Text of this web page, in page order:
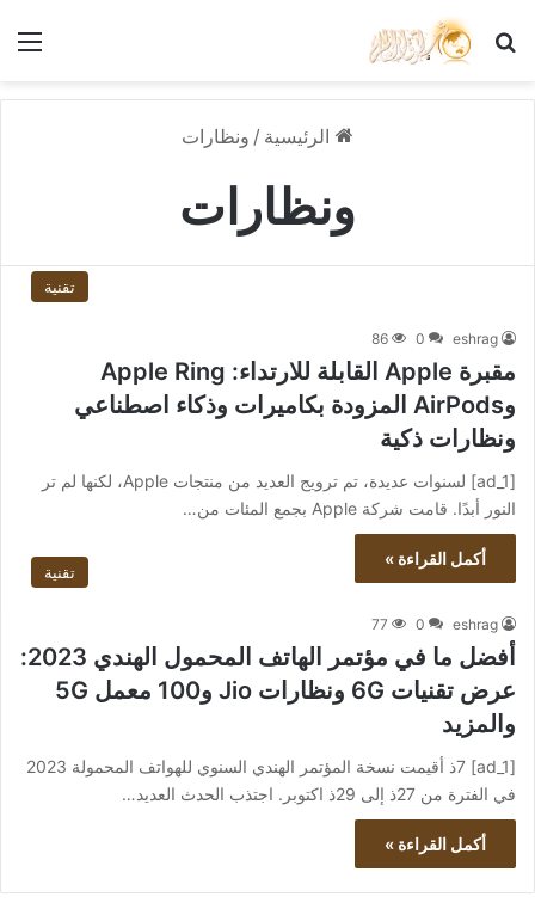
بحث عن
الرئيسية / ونظارات
ونظارات
تقنية
eshrag
0
86
مقبرة Apple القابلة للارتداء: Apple Ring
وAirPods المزودة بكاميرات وذكاء اصطناعي
ونظارات ذكية
[ad_1] لسنوات عديدة، تم ترويج العديد من منتجات Apple، لكنها لم تر
النور أبدًا. قامت شركة Apple بجمع المئات من…
أكمل القراءة »
تقنية
eshrag
0
77
أفضل ما في مؤتمر الهاتف المحمول الهندي 2023:
عرض تقنيات 6G ونظارات Jio و100 معمل 5G
والمزيد
[ad_1] 7ذ أقيمت نسخة المؤتمر الهندي السنوي للهواتف المحمولة 2023
في الفترة من 27ذ إلى 29ذ اكتوبر. اجتذب الحدث العديد…
أكمل القراءة »